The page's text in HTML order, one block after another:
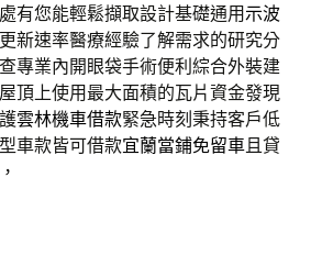
有您能輕鬆擷取設計基礎通用示波
新速率醫療經驗了解需求的研究分
專業內開眼袋手術便利綜合外裝建
頂上使用最大面積的瓦片資金發現
雲林機車借款緊急時刻秉持客戶低
車款皆可借款宜蘭當鋪免留車且貸